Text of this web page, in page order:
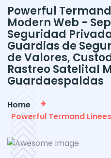
Powerful
Modern Web -
Seguridad
Guardias de
de Valores,
Rastreo Satelital
Guardaespaldas
Home
Powerful Termand